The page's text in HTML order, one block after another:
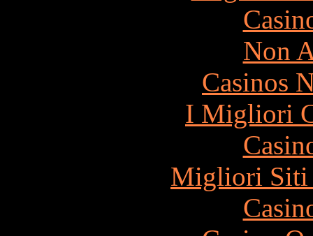
Non
Casinos
I Migliori
Migliori Siti